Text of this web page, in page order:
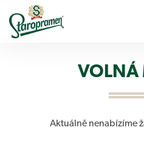
VOLNÁ
Aktuálně nenabízíme